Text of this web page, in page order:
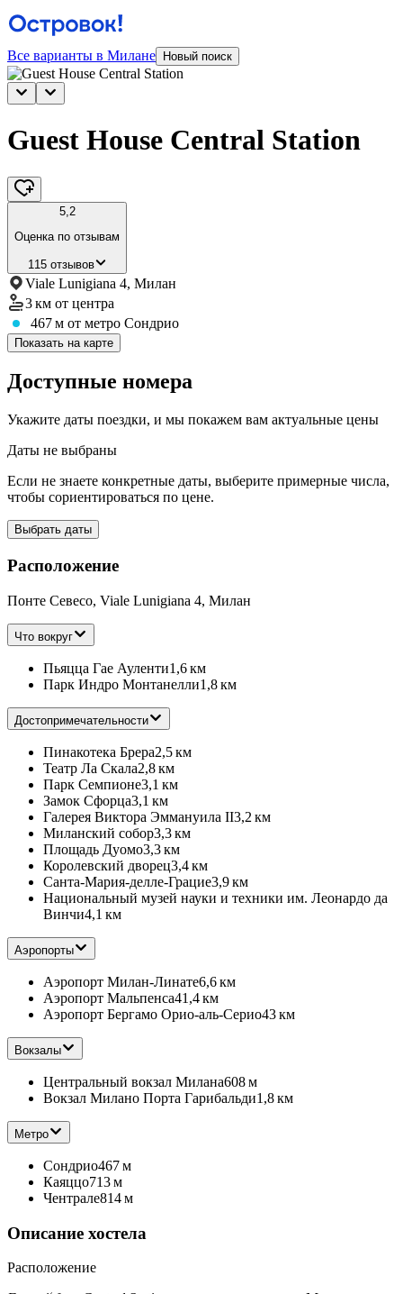
Все варианты в Милане Новый поиск
Guest House Central Station
5,2
Оценка по отзывам
115 отзывов
Viale Lunigiana 4, Милан
3 км от центра
467 м от метро Сондрио
Показать на карте
Доступные номера
Укажите даты поездки, и мы покажем вам актуальные цены
Даты не выбраны
Если не знаете конкретные даты, выберите примерные числа,
чтобы сориентироваться по цене.
Выбрать даты
Расположение
Понте Севесо, Viale Lunigiana 4, Милан
Что вокруг
Пьяцца Гае Ауленти1,6 км
Парк Индро Монтанелли1,8 км
Достопримечательности
Пинакотека Брера2,5 км
Театр Ла Скала2,8 км
Парк Семпионе3,1 км
Замок Сфорца3,1 км
Галерея Виктора Эммануила II3,2 км
Миланский собор3,3 км
Площадь Дуомо3,3 км
Королевский дворец3,4 км
Санта-Мария-делле-Грацие3,9 км
Национальный музей науки и техники им. Леонардо да
Винчи4,1 км
Аэропорты
Аэропорт Милан-Линате6,6 км
Аэропорт Мальпенса41,4 км
Аэропорт Бергамо Орио-аль-Серио43 км
Вокзалы
Центральный вокзал Милана608 м
Вокзал Милано Порта Гарибальди1,8 км
Метро
Сондрио467 м
Каяццо713 м
Чентрале814 м
Описание хостела
Расположение